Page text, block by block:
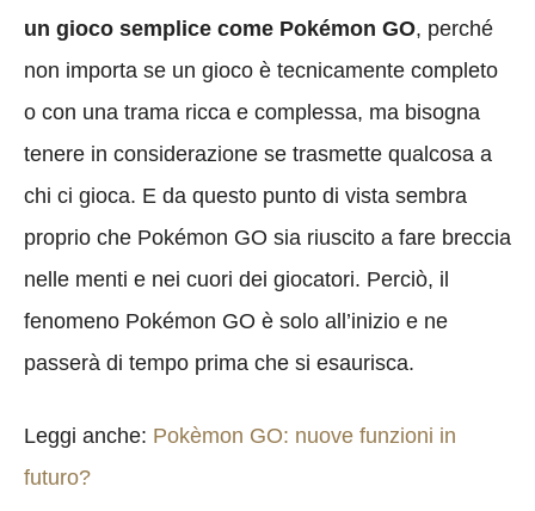
un gioco semplice come Pokémon GO, perché
non importa se un gioco è tecnicamente completo
o con una trama ricca e complessa, ma bisogna
tenere in considerazione se trasmette qualcosa a
chi ci gioca. E da questo punto di vista sembra
proprio che Pokémon GO sia riuscito a fare breccia
nelle menti e nei cuori dei giocatori. Perciò, il
fenomeno Pokémon GO è solo all’inizio e ne
passerà di tempo prima che si esaurisca.
Leggi anche: Pokèmon GO: nuove funzioni in
futuro?